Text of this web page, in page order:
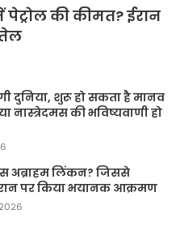
की कीमत? ईरान
दुनिया, शुरू हो सकता है मानव
नास्त्रेदमस की भविष्यवाणी हो
अब्राहम लिंकन? जिससे
पर किया भयानक आक्रमण